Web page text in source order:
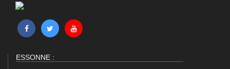
ESSONNE :